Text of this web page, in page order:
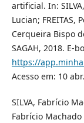
artificial. In:
Lucian; FREITAS,
Cerqueira Bispo
SAGAH, 2018. E-
https://
Acesso em: 10
SILVA, Fabrício
Fabrício Machado